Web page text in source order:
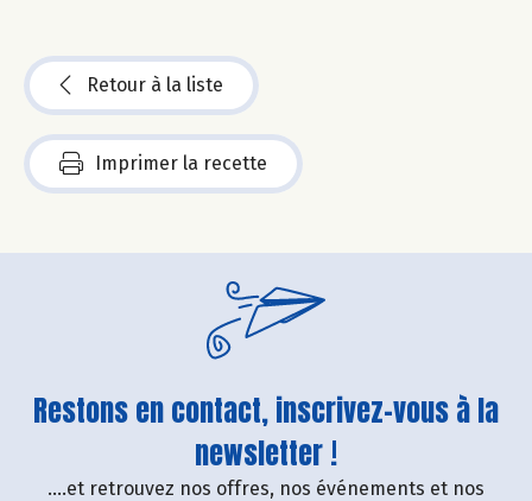
Retour à la liste
Imprimer la recette
Restons en contact, inscrivez-vous à la
newsletter !
....et retrouvez nos offres, nos événements et nos